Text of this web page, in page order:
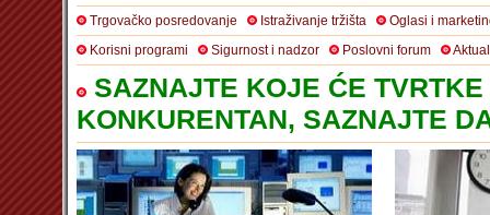
Trgovačko posredovanje
Istraživanje tržišta
Oglasi i
Korisni programi
Sigurnost i nadzor Poslovni forum
SAZNAJTE KOJE ĆE
KONKURENTAN, SAZNAJTE